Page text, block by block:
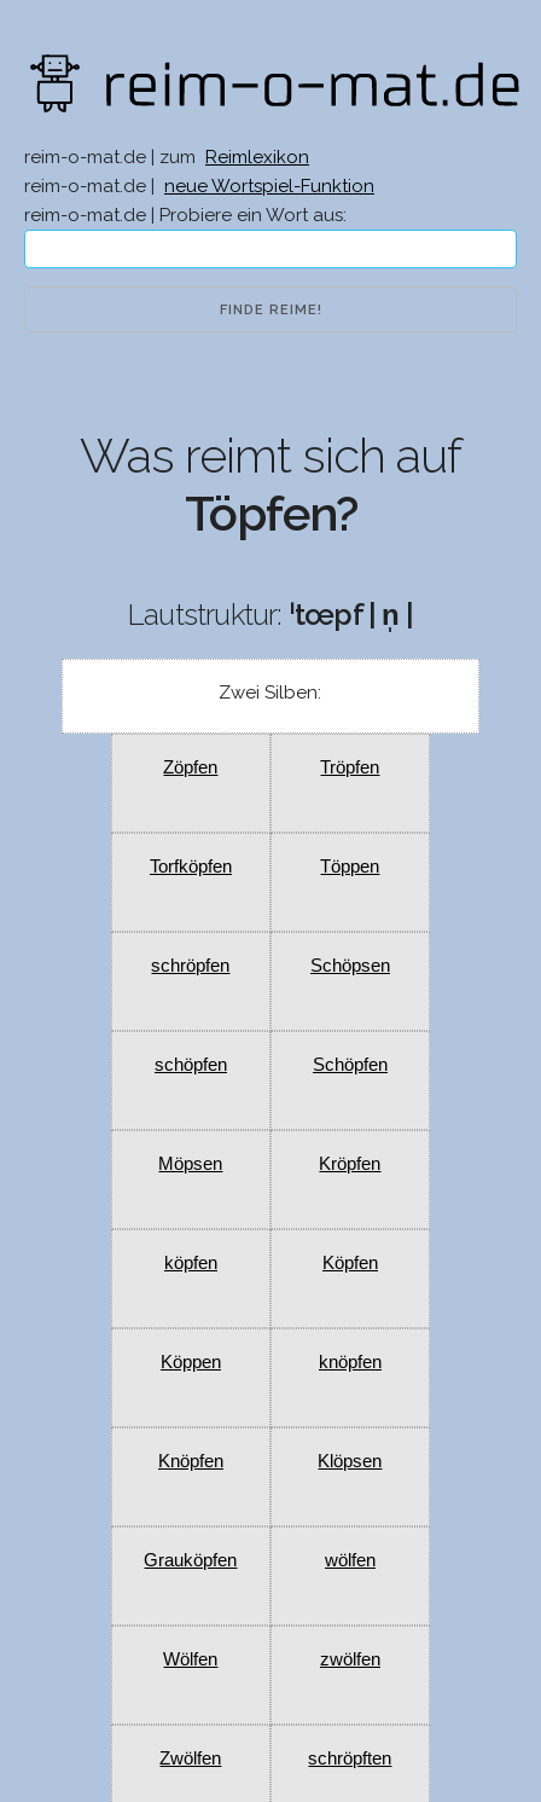
reim-o-mat.de | zum
Reimlexikon
reim-o-mat.de |
neue Wortspiel-Funktion
reim-o-mat.de | Probiere ein Wort aus:
Was reimt sich auf
Töpfen?
Lautstruktur: ˈtœpf | n̩ |
Zwei Silben:
Zöpfen Tröpfen
Torfköpfen Töppen
schröpfen Schöpsen
schöpfen Schöpfen
Möpsen Kröpfen
köpfen Köpfen
Köppen knöpfen
Knöpfen Klöpsen
Grauköpfen wölfen
Wölfen zwölfen
Zwölfen schröpften